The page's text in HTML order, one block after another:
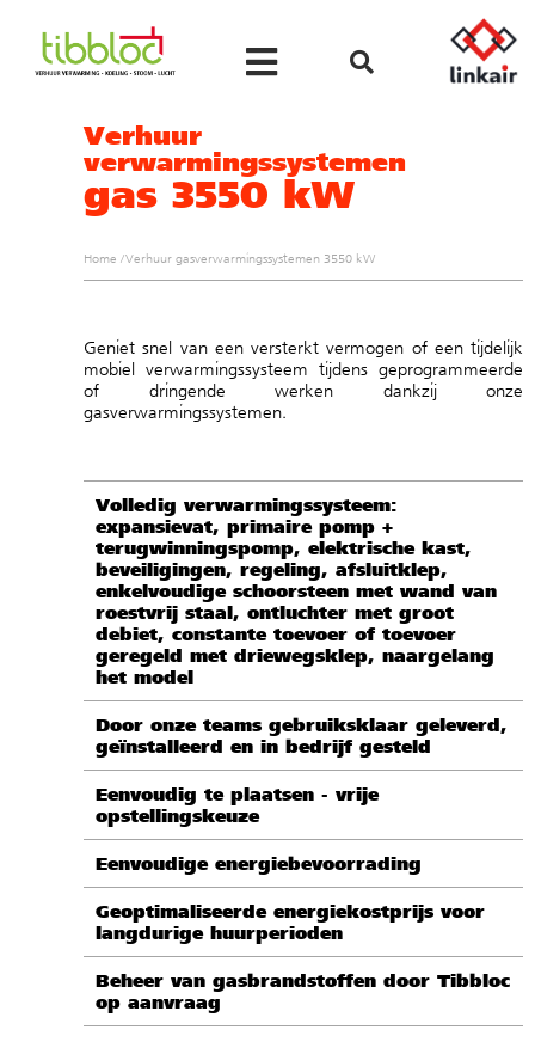
Verhuur
verwarmingssystemen
gas 3550 kW
Home /Verhuur gasverwarmingssystemen 3550 kW
Geniet snel van een versterkt vermogen of een tijdelijk
mobiel verwarmingssysteem tijdens geprogrammeerde
of dringende werken dankzij onze
gasverwarmingssystemen.
Volledig verwarmingssysteem:
expansievat, primaire pomp +
terugwinningspomp, elektrische kast,
beveiligingen, regeling, afsluitklep,
enkelvoudige schoorsteen met wand van
roestvrij staal, ontluchter met groot
debiet, constante toevoer of toevoer
geregeld met driewegsklep, naargelang
het model
Door onze teams gebruiksklaar geleverd,
geïnstalleerd en in bedrijf gesteld
Eenvoudig te plaatsen - vrije
opstellingskeuze
Eenvoudige energiebevoorrading
Geoptimaliseerde energiekostprijs voor
langdurige huurperioden
Beheer van gasbrandstoffen door Tibbloc
op aanvraag